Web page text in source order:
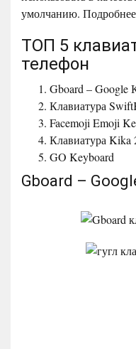
умолчанию.
ТОП 5
телефон
Gboard – Google
Клавиатура
Facemoji Emoji
Клавиатура Kika
GO Keyboard
Gboard –